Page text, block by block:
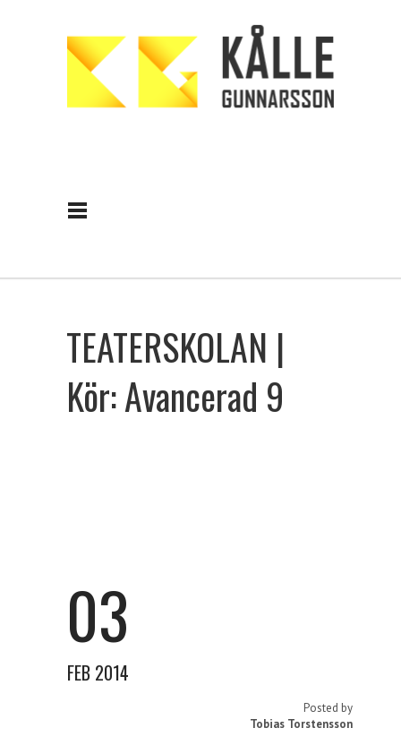
TEATERSKOLAN |
Kör: Avancerad 9
03
FEB 2014
Posted by
Tobias Torstensson